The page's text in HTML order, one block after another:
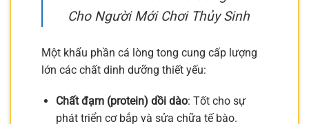
Cho Người Mới Chơi Thủy Sinh
Một khẩu phần cá lòng tong cung cấp lượng
lớn các chất dinh dưỡng thiết yếu:
Chất đạm (protein) dồi dào: Tốt cho sự
phát triển cơ bắp và sửa chữa tế bào.